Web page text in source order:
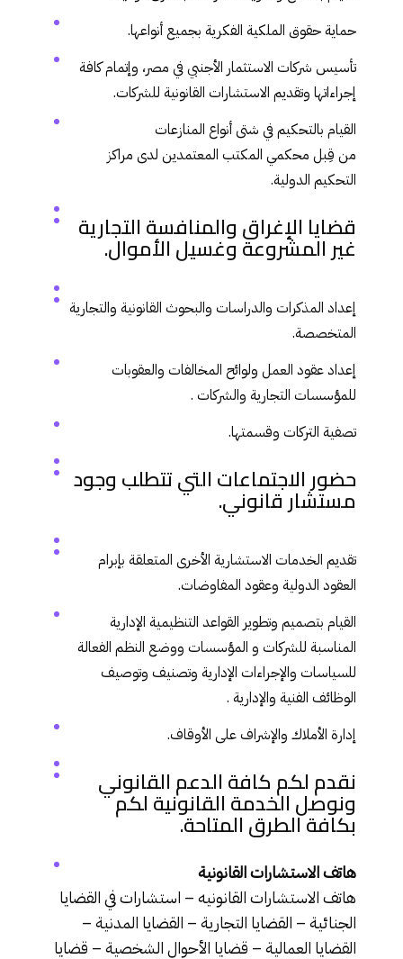
حماية حقوق الملكية الفكرية بجميع أنواعها.
تأسيس شركات الاستثمار الأجنبي في مصر، وإتمام كافة
إجراءاتها وتقديم الاستشارات القانونية للشركات.
القيام بالتحكيم في شتى أنواع المنازعات
من قِبل محكمي المكتب المعتمدين لدى مراكز
التحكيم الدولية.
قضايا الإغراق والمنافسة التجارية
غير المشروعة وغسيل الأموال.
إعداد المذكرات والدراسات والبحوث القانونية والتجارية
المتخصصة.
إعداد عقود العمل ولوائح المخالفات والعقوبات
للمؤسسات التجارية والشركات .
تصفية التركات وقسمتها.
حضور الاجتماعات التي تتطلب وجود
مستشار قانوني.
تقديم الخدمات الاستشارية الأخرى المتعلقة بإبرام
العقود الدولية وعقود المفاوضات.
القيام بتصميم وتطوير القواعد التنظيمية الإدارية
المناسبة للشركات و المؤسسات ووضع النظم الفعالة
للسياسات والإجراءات الإدارية وتصنيف وتوصيف
الوظائف الفنية والإدارية .
إدارة الأملاك والإشراف على الأوقاف.
نقدم لكم كافة الدعم القانوني
ونوصل الخدمة القانونية لكم
بكافة الطرق المتاحة.
هاتف الاستشارات القانونية
هاتف الاستشارات القانونيه – استشارات في القضايا
الجنائية – القضايا التجارية – القضايا المدنية –
القضايا العمالية– قضايا الأحوال الشخصية – قضايا